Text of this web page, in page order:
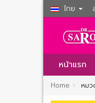
ไทย
หน้าแรก
Home > หมว